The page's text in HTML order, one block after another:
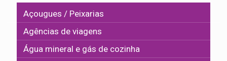
Açougues / Peixarias
Agências de viagens
Água mineral e gás de cozinha